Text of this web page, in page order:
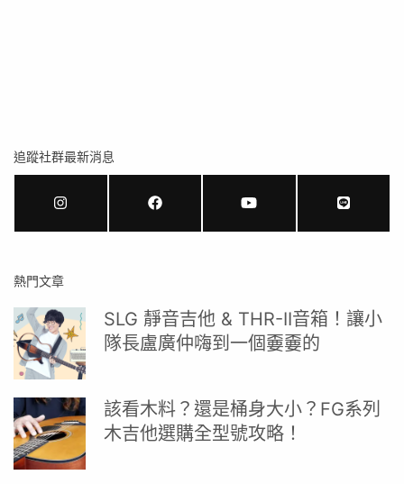
追蹤社群最新消息
熱門文章
SLG 靜音吉他 & THR-II音箱！讓小
隊長盧廣仲嗨到一個嫑嫑的
該看木料？還是桶身大小？FG系列
木吉他選購全型號攻略！